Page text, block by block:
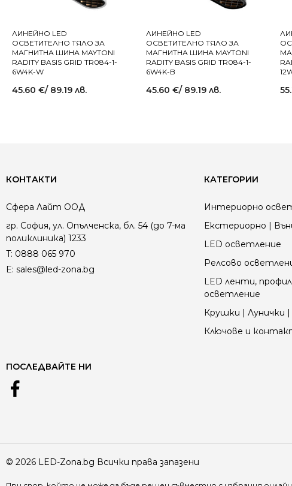
ЛИНЕЙНО LED
ОСВЕТИТЕЛНО ТЯЛО ЗА
МАГНИТНА ШИНА MAYTONI
RADITY BASIS GRID TR084-1-
6W4K-W
45.60 €/ 89.19 лв.
ЛИНЕЙНО LED
ОСВЕТИТЕЛНО ТЯЛО ЗА
МАГНИТНА ШИНА MAYTONI
RADITY BASIS GRID TR084-1-
6W4K-B
45.60 €/ 89.19 лв.
КОНТАКТИ
Сфера Лайт ООД
гр. София, ул. Опълченска, бл. 54 (до 7-ма
поликлиника) 1233
T: 0888 065 970
E: sales@led-zona.bg
КАТЕГОРИИ
Интериорно
Екстериорно |
LED осветление
Релсово
LED ленти,
осветление
Крушки | Лунички
Ключове и
ПОСЛЕДВАЙТЕ НИ
© 2026 LED-Zona.bg Всички права запазени